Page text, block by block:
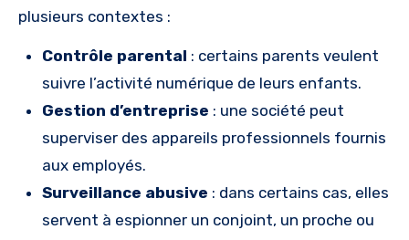
plusieurs contextes :
Contrôle parental : certains parents veulent
suivre l’activité numérique de leurs enfants.
Gestion d’entreprise : une société peut
superviser des appareils professionnels fournis
aux employés.
Surveillance abusive : dans certains cas, elles
servent à espionner un conjoint, un proche ou